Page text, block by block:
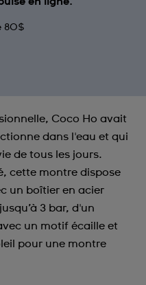
80$
Coco Ho avait
dans l'eau et qui
de tous les jours.
cette montre dispose
un boîtier en acier
3 bar, d'un
un motif écaille et
pour une montre